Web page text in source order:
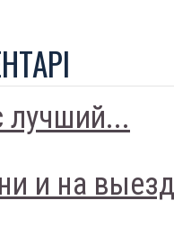
лучший...
и на